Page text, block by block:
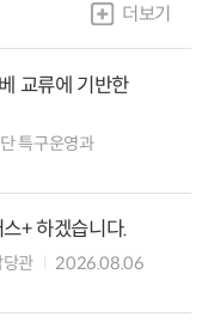
더보기
교류에 기반한
특구운영과
+ 하겠습니다.
관
2026.08.06